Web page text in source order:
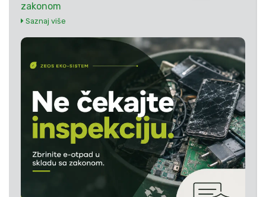
zakonom
Saznaj više